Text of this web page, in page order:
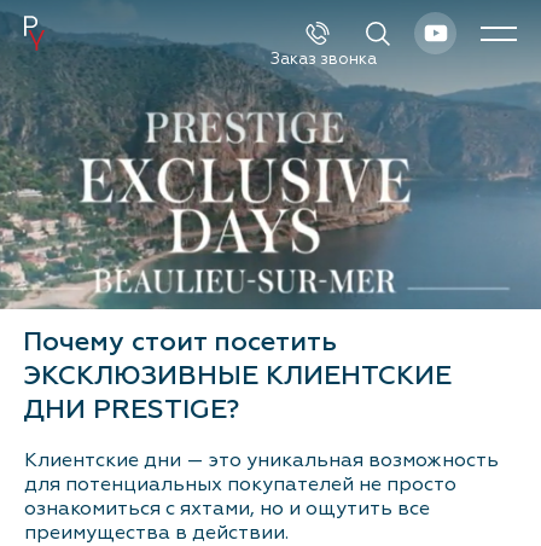
Заказ звонка
Каталог
Поиск
Новые катера и яхты
Б/у катера и яхты
Спецпредложения
Сервис и оборудование
Новости и события
О компании
Почему стоит посетить
ЭКСКЛЮЗИВНЫЕ КЛИЕНТСКИЕ
ДНИ PRESTIGE?
Клиентские дни — это уникальная возможность
для потенциальных покупателей не просто
ознакомиться с яхтами, но и ощутить все
преимущества в действии.